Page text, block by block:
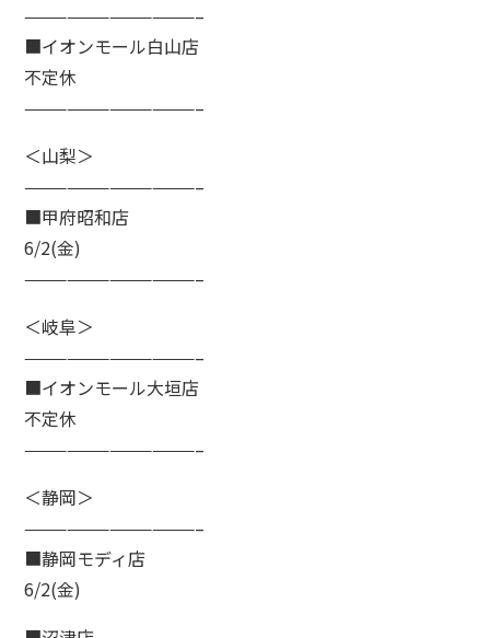
————————————–
■イオンモール白山店
不定休
————————————–
＜山梨＞
————————————–
■甲府昭和店
6/2(金)
————————————–
＜岐阜＞
————————————–
■イオンモール大垣店
不定休
————————————–
＜静岡＞
————————————–
■静岡モディ店
6/2(金)